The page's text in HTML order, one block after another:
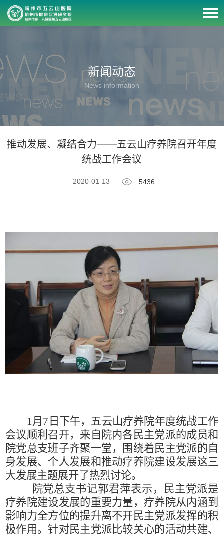
新闻动态
News information
推动发展、凝结合力——五云山疗养院召开年度
统战工作会议
2020-01-13 5436
1 月 7 日下午，五云山疗养院年度统战工作
会议顺利召开，来自院内各民主党派的成员和
院党总支班子齐聚一堂，围绕着民主党派的自
身发展、个人发展和推动疗养院建设发展这三
大发展主题展开了热烈讨论。
院党总支书记郭君萍表示，民主党派是
疗养院建设发展的重要力量，疗养院从内涵到
影响力全方位的提升离不开民主党派发挥的积
极作用。针对民主党派比较关心的活动共建、